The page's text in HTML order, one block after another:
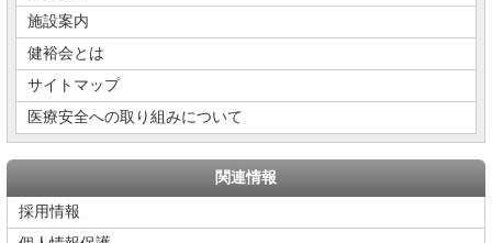
施設案内
健裕会とは
サイトマップ
医療安全への取り組みについて
関連情報
採用情報